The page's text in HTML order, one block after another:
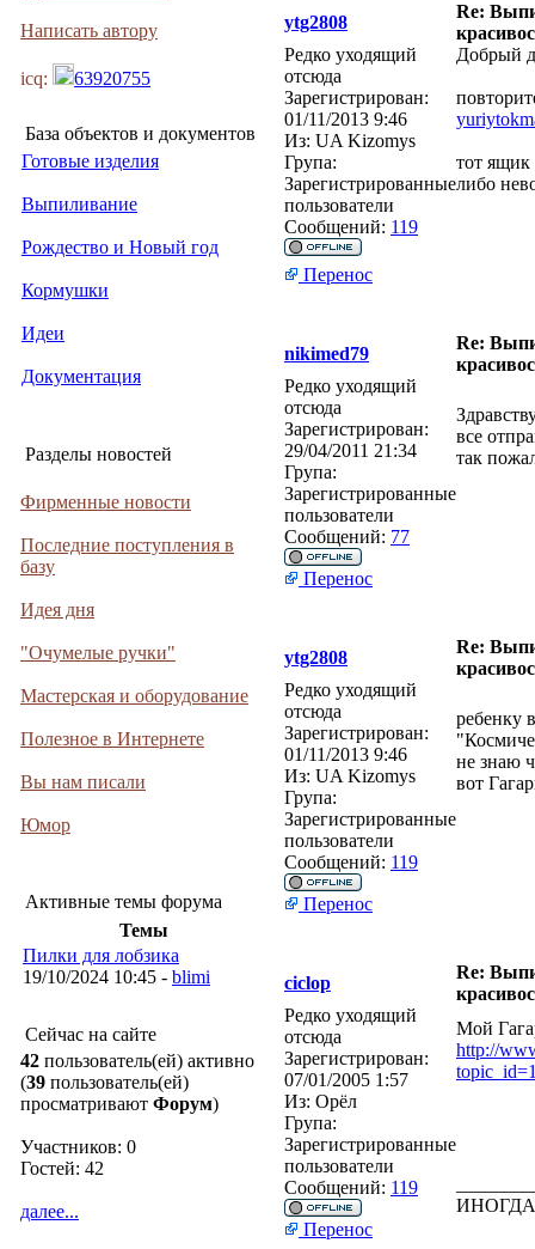
Написать автору
icq: 63920755
База объектов и документов
Готовые изделия
Выпиливание
Рождество и Новый год
Кормушки
Идеи
Документация
Разделы новостей
Фирменные новости
Последние поступления в
базу
Идея дня
"Очумелые ручки"
Мастерская и оборудование
Полезное в Интернете
Вы нам писали
Юмор
Активные темы форума
Темы
Пилки для лобзика
19/10/2024 10:45 - blimi
Сейчас на сайте
42 пользователь(ей) активно
(39 пользователь(ей)
просматривают Форум)
Участников: 0
Гостей: 42
далее...
ytg2808
Re:
Редко уходящий
отсюда
Зарегистрирован:
01/11/2013 9:46
Из: UA Kizomys
Група:
Зарегистрированные
пользователи
Сообщений: 119
Добрый
тот ящик
либо
Перенос
nikimed79
Re:
Редко уходящий
отсюда
Зарегистрирован:
29/04/2011 21:34
Група:
Зарегистрированные
пользователи
Сообщений: 77
все
так
Перенос
ytg2808
Re:
Редко уходящий
отсюда
Зарегистрирован:
01/11/2013 9:46
Из: UA Kizomys
Група:
Зарегистрированные
пользователи
Сообщений: 119
ребенку
не знаю
вот
Перенос
ciclop
Re:
Редко уходящий
отсюда
Зарегистрирован:
07/01/2005 1:57
Из: Орёл
Група:
Зарегистрированные
пользователи
Сообщений: 119
Мой
http://
Перенос